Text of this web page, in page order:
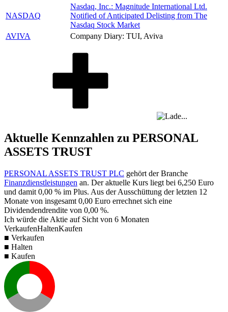
NASDAQ
Nasdaq, Inc.: Magnitude International Ltd.
Notified of Anticipated Delisting from The
Nasdaq Stock Market
AVIVA
Company Diary: TUI, Aviva
Aktuelle Kennzahlen zu PERSONAL
ASSETS TRUST
PERSONAL ASSETS TRUST PLC gehört der Branche
Finanzdienstleistungen an. Der aktuelle Kurs liegt bei 6,250 Euro
und damit 0,00 % im Plus. Aus der Ausschüttung der letzten 12
Monate von insgesamt 0,00 Euro errechnet sich eine
Dividendendrendite von 0,00 %.
Ich würde die Aktie auf Sicht von 6 Monaten
VerkaufenHaltenKaufen
■ Verkaufen
■ Halten
■ Kaufen